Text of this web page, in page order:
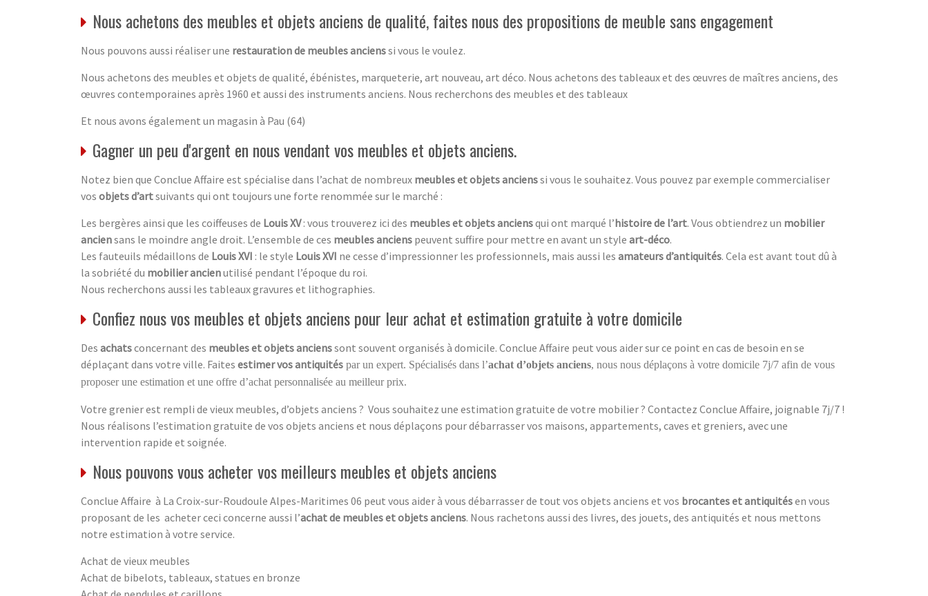
Nous achetons des meubles et objets anciens de qualité, faites nous des propositions de meuble sans engagement
Nous pouvons aussi réaliser une restauration de meubles ancienssi vous le voulez.
Nous achetons des meubles et objets de qualité, ébénistes, marqueterie, art nouveau, art déco. Nous achetons des tableaux et des œuvres de maîtres anciens, des
œuvres contemporaines après 1960 et aussi des instruments anciens. Nous recherchons des meubles et des tableaux
Et nous avons également un magasin à Pau (64)
Gagner un peu d'argent en nous vendant vos meubles et objets anciens.
Notez bien que Conclue Affaire est spécialise dans l’achat de nombreux meubles et objets ancienssi vous le souhaitez. Vous pouvez par exemple commercialiser
vos objets d’artsuivants qui ont toujours une forte renommée sur le marché :
Les bergères ainsi que les coiffeuses de Louis XV: vous trouverez ici des meubles et objets anciensqui ont marqué l’histoire de l’art. Vous obtiendrez un mobilier
anciensans le moindre angle droit. L’ensemble de ces meubles anciens peuvent suffire pour mettre en avant un style art-déco.
Les fauteuils médaillons de Louis XVI : le style Louis XVI ne cesse d’impressionner les professionnels, mais aussi les amateurs d’antiquités. Cela est avant tout dû à
la sobriété du mobilier ancienutilisé pendant l’époque du roi.
Nous recherchons aussi les tableaux gravures et lithographies.
Confiez nous vos meubles et objets anciens pour leur achat et estimation gratuite à votre domicile
Des achatsconcernant des meubles et objets ancienssont souvent organisés à domicile. Conclue Affaire peut vous aider sur ce point en cas de besoin en se
déplaçant dans votre ville. Faites estimer vos antiquités par un expert. Spécialisés dans l’achat d’objets anciens, nous nous déplaçons à votre domicile 7j/7 afin de vous
proposer une estimation et une offre d’achat personnalisée au meilleur prix.
Votre grenier est rempli de vieux meubles, d’objets anciens ? Vous souhaitez une estimation gratuite de votre mobilier ? Contactez Conclue Affaire, joignable 7j/7 !
Nous réalisons l’estimation gratuite de vos objets anciens et nous déplaçons pour débarrasser vos maisons, appartements, caves et greniers, avec une
intervention rapide et soignée.
Nous pouvons vous acheter vos meilleurs meubles et objets anciens
Conclue Affaire à La Croix-sur-Roudoule Alpes-Maritimes 06 peut vous aider à vous débarrasser de tout vos objets anciens et vos brocantes et antiquitésen vous
proposant de les acheter ceci concerne aussi l’achat de meubles et objets anciens. Nous rachetons aussi des livres, des jouets, des antiquités et nous mettons
notre estimation à votre service.
Achat de vieux meubles
Achat de bibelots, tableaux, statues en bronze